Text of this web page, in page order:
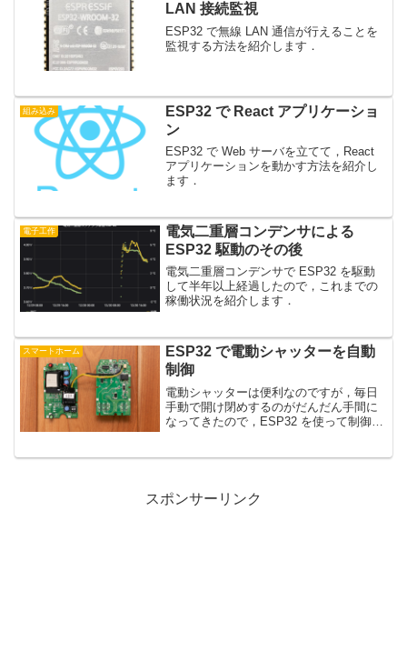
LAN 接続監視
ESP32 で無線 LAN 通信が行えることを
監視する方法を紹介します．
組み込み
ESP32 で React アプリケーショ
ン
ESP32 で Web サーバを立てて，React
アプリケーションを動かす方法を紹介し
ます．
電子工作
電気二重層コンデンサによる
ESP32 駆動のその後
電気二重層コンデンサで ESP32 を駆動
して半年以上経過したので，これまでの
稼働状況を紹介します．
スマートホーム
ESP32 で電動シャッターを自動
制御
電動シャッターは便利なのですが，毎日
手動で開け閉めするのがだんだん手間に
なってきたので，ESP32 を使って制御で
スポンサーリンク